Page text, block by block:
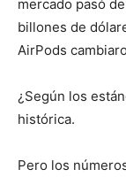
mercado pasó
billones de
AirPods
¿Según los
histórica.
Pero los